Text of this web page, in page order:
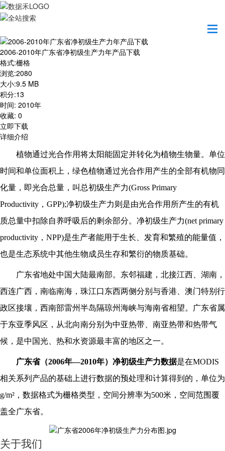
2006-2010年广东省净初级生产力年产品下载
2006-2010年广东省净初级生产力年产品下载
格式:栅格
浏览:2080
大小:9.5 MB
积分:13
时间: 2010年
收藏: 0
立即下载
详细介绍
植物通过光合作用将太阳能固定并转化为植物生物量。单位
时间和单位面积上，绿色植物通过光合作用产生的全部有机物同
化量，即光合总量，叫总初级生产力(Gross Primary
Productivity，GPP);净初级生产力则是由光合作用所产生的有机
质总量中扣除自养呼吸后的剩余部分。净初级生产力(net primary
productivity，NPP)是生产者能用于生长、发育和繁殖的能量值，
也是生态系统中其他生物成员生存和繁衍的物质基础。
广东省地处中国大陆最南部。东邻福建，北接江西、湖南，
西连广西，南临南海，珠江口东西两侧分别与香港、澳门特别行
政区接壤，西南部雷州半岛隔琼州海峡与海南省相望。广东省属
于东亚季风区，从北向南分别为中亚热带、南亚热带和热带气
候，是中国光、热和水资源最丰富的地区之一。
广东省（2006年—2010年） 净初级生产力数据是在MODIS
相关系列产品的基础上进行数据的预处理和计算得到的，单位为
g/m²，数据格式为栅格类型，空间分辨率为500米，空间范围覆
盖全广东省。
关于我们